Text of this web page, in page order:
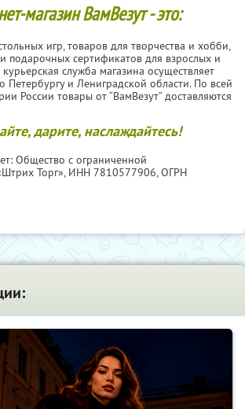
магазин ВамВезут - это:
игр, товаров для творчества и хобби,
подарочных сертификатов для взрослых и
служба магазина осуществляет
Петербургу и Лениградской области. По всей
России товары от “ВамВезут” доставляются
дарите, наслаждайтесь!
Общество с ограниченной
Торг», ИНН 7810577906, ОГРН